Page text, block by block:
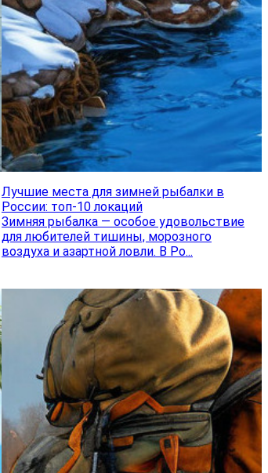
Лучшие места для зимней рыбалки в
России: топ-10 локаций
Зимняя рыбалка — особое удовольствие
для любителей тишины, морозного
воздуха и азартной ловли. В Ро...